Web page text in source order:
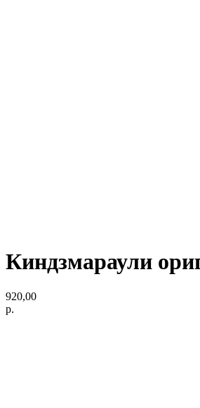
Киндзмараули
920,00
р.